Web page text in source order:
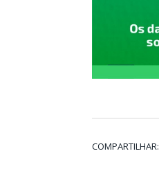
COMPARTILHAR: